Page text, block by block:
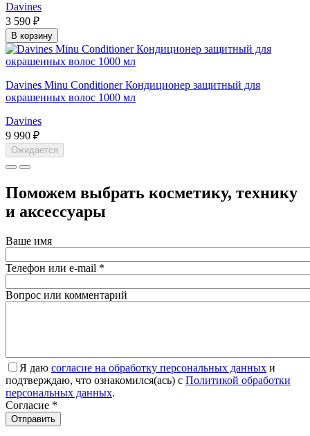
Davines
3 590 ₽
В корзину
Davines Minu Conditioner Кондиционер защитный для
окрашенных волос 1000 мл
Davines
9 990 ₽
Ожидается
Поможем выбрать косметику, технику
и аксессуары
Ваше имя
Телефон или e-mail *
Вопрос или комментарий
Я даю согласие на обработку персональных данных и
подтверждаю, что ознакомился(ась) с Политикой обработки
персональных данных.
Согласие *
Отправить